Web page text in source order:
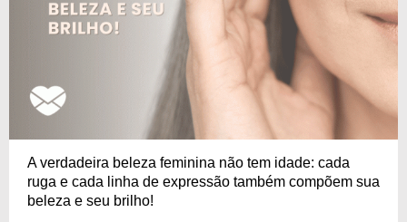
A verdadeira beleza feminina não tem idade: cada
ruga e cada linha de expressão também compõem sua
beleza e seu brilho!